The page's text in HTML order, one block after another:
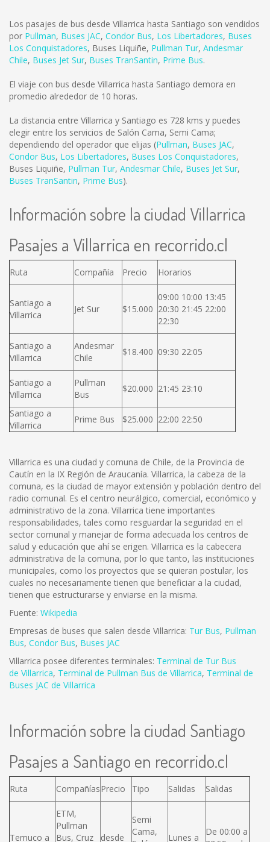
Los pasajes de bus desde Villarrica hasta Santiago son vendidos
por Pullman, Buses JAC, Condor Bus, Los Libertadores, Buses
Los Conquistadores, Buses Liquiñe, Pullman Tur, Andesmar
Chile, Buses Jet Sur, Buses TranSantin, Prime Bus.
El viaje con bus desde Villarrica hasta Santiago demora en
promedio alrededor de 10 horas.
La distancia entre Villarrica y Santiago es 728 kms y puedes
elegir entre los servicios de Salón Cama, Semi Cama;
dependiendo del operador que elijas (Pullman, Buses JAC,
Condor Bus, Los Libertadores, Buses Los Conquistadores,
Buses Liquiñe, Pullman Tur, Andesmar Chile, Buses Jet Sur,
Buses TranSantin, Prime Bus).
Información sobre la ciudad Villarrica
Pasajes a Villarrica en recorrido.cl
Ruta Compañía Precio Horarios
Santiago a
Villarrica
Jet Sur $15.000
09:00 10:00 13:45
20:30 21:45 22:00
22:30
Santiago a
Villarrica
Andesmar
Chile
$18.400 09:30 22:05
Santiago a
Villarrica
Pullman
Bus
$20.000 21:45 23:10
Santiago a
Villarrica
Prime Bus $25.000 22:00 22:50
Villarrica es una ciudad y comuna de Chile, de la Provincia de
Cautín en la IX Región de Araucanía. Villarrica, la cabeza de la
comuna, es la ciudad de mayor extensión y población dentro del
radio comunal. Es el centro neurálgico, comercial, económico y
administrativo de la zona. Villarrica tiene importantes
responsabilidades, tales como resguardar la seguridad en el
sector comunal y manejar de forma adecuada los centros de
salud y educación que ahí se erigen. Villarrica es la cabecera
administrativa de la comuna, por lo que tanto, las instituciones
municipales, como los proyectos que se quieran postular, los
cuales no necesariamente tienen que beneficiar a la ciudad,
tienen que estructurarse y enviarse en la misma.
Fuente: Wikipedia
Empresas de buses que salen desde Villarrica: Tur Bus, Pullman
Bus, Condor Bus, Buses JAC
Villarrica posee diferentes terminales: Terminal de Tur Bus
de Villarrica, Terminal de Pullman Bus de Villarrica, Terminal de
Buses JAC de Villarrica
Información sobre la ciudad Santiago
Pasajes a Santiago en recorrido.cl
Ruta CompañíasPrecio Tipo Salidas Salidas
Temuco a
ETM,
Pullman
Bus, Cruz
desde
Semi
Cama,
Lunes a
De 00:00 a